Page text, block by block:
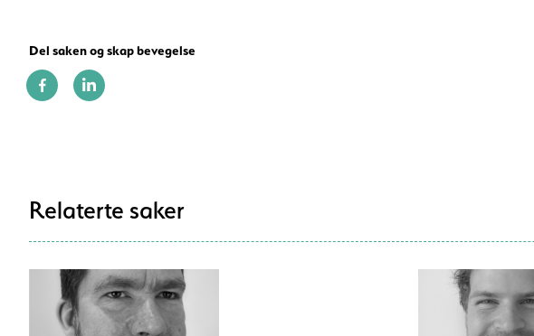
Del saken og skap bevegelse
Relaterte saker